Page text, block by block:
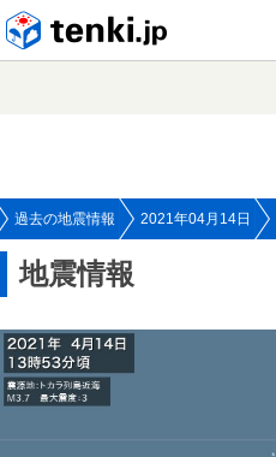
過去の地震情報 2021年04月14日
地震情報